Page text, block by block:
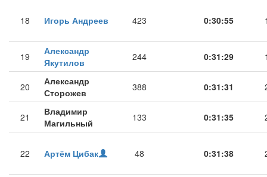
18 Игорь Андреев 423 0:30:55
19
Александр
Якутилов
244 0:31:29
20
Александр
Сторожев
388 0:31:31
21
Владимир
Магильный
133 0:31:35
22 Артём Цибак 48 0:31:38